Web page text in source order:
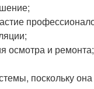
осмотра и ремонта;
поскольку